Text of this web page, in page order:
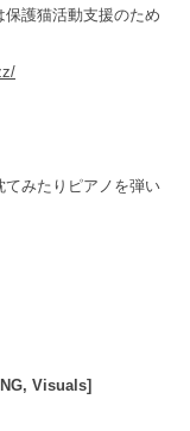
護猫活動支援のため
みたりピアノを弾い
Visuals]